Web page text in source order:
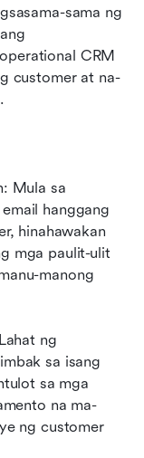
sama ng
CRM
customer at na-
Mula sa
hanggang
hinahawakan
mga paulit-ulit
manong
ng
sa isang
sa mga
na ma-
ng customer